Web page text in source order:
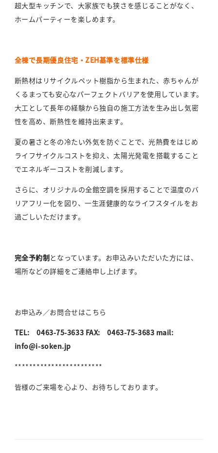
超大型キッチンで、大家族でも狭さを感じることがなく、
ホームパーティーを楽しめます。
全棟で長期優良住宅・ZEH基準を標準仕様
断熱材はリサイクルペット樹脂から生まれた、赤ちゃんが
くるまっても安心なパーフェクトバリアを使用しています。
大工として長年の経験から独自の施工方法を生み出し気密
性を高め、断熱性を維持出来ます。
夏の暑さと冬の冷たい外気を防ぐことで、光熱費をはじめ
ライフサイクルコストを抑え、太陽光発電を搭載すること
でエネルギーコストを削減します。
さらに、オリジナルの全館空調を採用することで温度のバ
リアフリー化を図り、一生涯健康的なライフスタイルをお
過ごしいただけます。
完全予約制となっています。お申込みいただいた方には、
場所などの詳細をご連絡申し上げます。
お申込み／お問合せはこちら
TEL: 0463-75-3633 FAX: 0463-75-3683 mail:
info@i-soken.jp
************************
皆様のご来場を心より、お待ちしております。